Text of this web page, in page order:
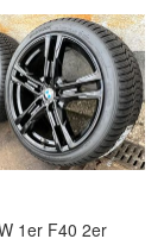
1er F40 2er